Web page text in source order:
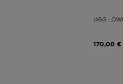
UGG
170,00 €